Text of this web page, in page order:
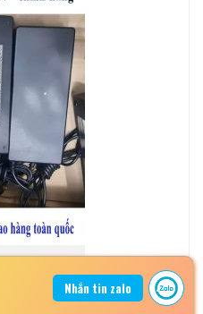
Tại Hà Nội
Nhắn tin zalo